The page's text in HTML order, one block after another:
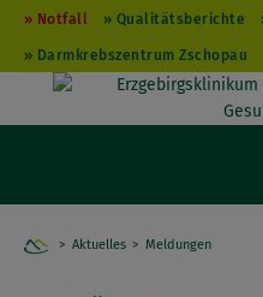
Notfall Qualitätsberichte
Darmkrebszentrum Zschopau
Home
Aktuelles Meldungen